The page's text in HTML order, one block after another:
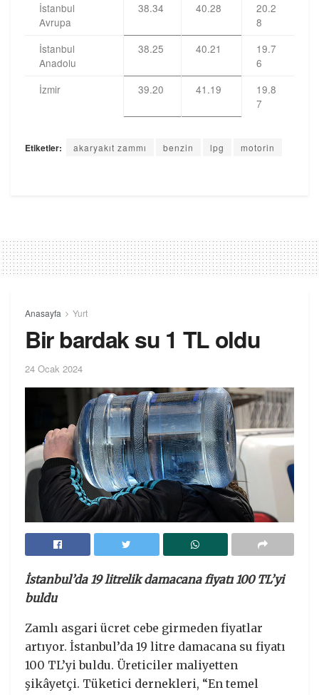
İstanbul
Avrupa
38.34 40.28
20.2
8
İstanbul
Anadolu
38.25 40.21
19.7
6
İzmir
39.20 41.19
19.8
7
Etiketler: akaryakıt zammı benzin lpg motorin
Anasayfa Yurt
Bir bardak su 1 TL oldu
24 Ocak 2024
İstanbul’da 19 litrelik damacana fiyatı 100 TL’yi
buldu
Zamlı asgari ücret cebe girmeden fiyatlar
artıyor. İstanbul’da 19 litre damacana su fiyatı
100 TL’yi buldu. Üreticiler maliyetten
şikâyetçi. Tüketici dernekleri, “En temel